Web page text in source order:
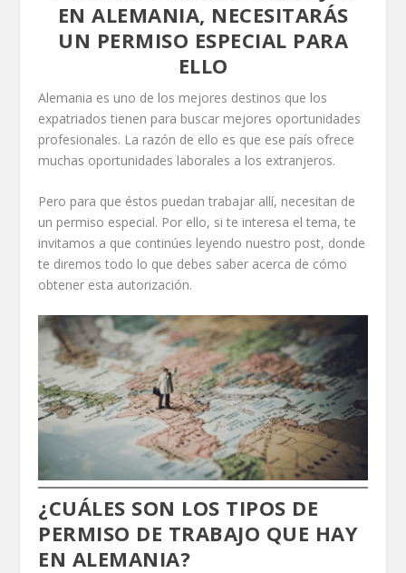
EN ALEMANIA, NECESITARÁS
UN PERMISO ESPECIAL PARA
ELLO
Alemania es uno de los mejores destinos que los
expatriados tienen para buscar mejores oportunidades
profesionales. La razón de ello es que ese país ofrece
muchas oportunidades laborales a los extranjeros.
Pero para que éstos puedan trabajar allí, necesitan de
un permiso especial. Por ello, si te interesa el tema, te
invitamos a que continúes leyendo nuestro post, donde
te diremos todo lo que debes saber acerca de cómo
obtener esta autorización.
¿CUÁLES SON LOS TIPOS DE
PERMISO DE TRABAJO QUE HAY
EN ALEMANIA?